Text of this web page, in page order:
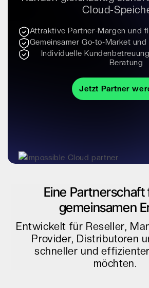
Cloud-
Attraktive Partner-Margen und
Gemeinsamer Go-to-Market
Individuelle
Beratung
Jetzt Partner
Eine Partnerschaft
gemeinsamen
Entwickelt für Reseller,
Provider, Distributoren
schneller und
möchten.